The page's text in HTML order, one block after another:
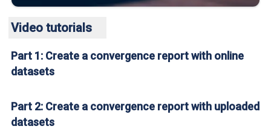
Video tutorials
Part 1: Create a convergence report with online
datasets
This video is hosted by a third party, YouTube.
By clicking on the button to play the video you accept their
Part 2: Create a convergence report with uploaded
datasets
This video is hosted by a third party, YouTube.
By clicking on the button to play the video you accept their